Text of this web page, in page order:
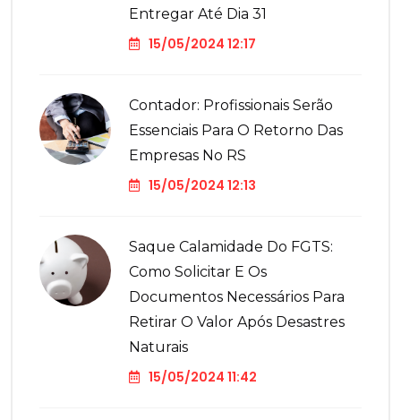
Entregar Até Dia 31
15/05/2024 12:17
Contador: Profissionais Serão
Essenciais Para O Retorno Das
Empresas No RS
15/05/2024 12:13
Saque Calamidade Do FGTS:
Como Solicitar E Os
Documentos Necessários Para
Retirar O Valor Após Desastres
Naturais
15/05/2024 11:42